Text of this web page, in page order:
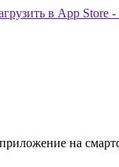
на